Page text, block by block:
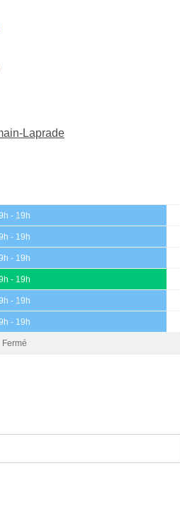
Laprade
- 19h
- 19h
- 19h
- 19h
- 19h
- 19h
Fermé